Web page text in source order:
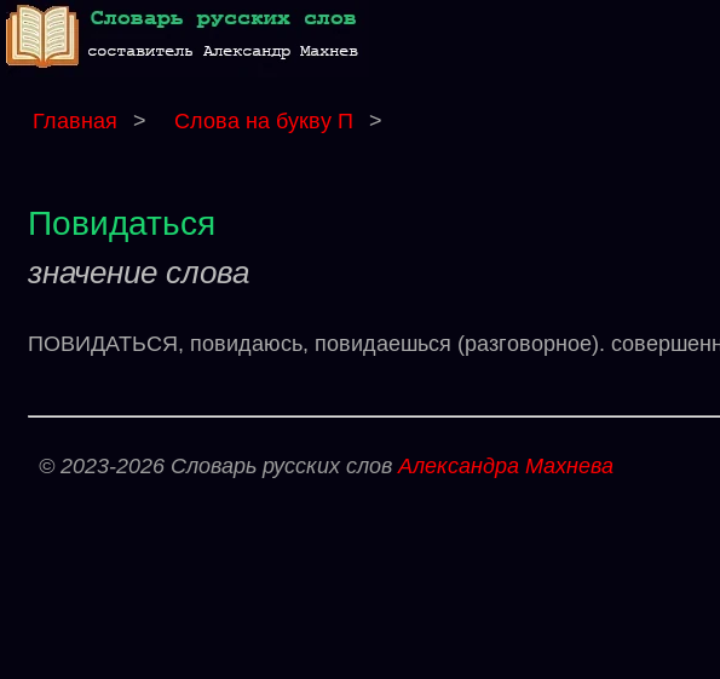
Главная > Слова на букву П >
Повидаться
значение слова
ПОВИДАТЬСЯ, повидаюсь, повидаешься (разговорное).
© 2023-2026 Словарь русских словАлександра Махнева